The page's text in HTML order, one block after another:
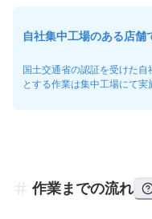
自社集中工場のある店舗
国土交通省の認証を受けた
とする作業は集中工場にて実
作業までの流れ